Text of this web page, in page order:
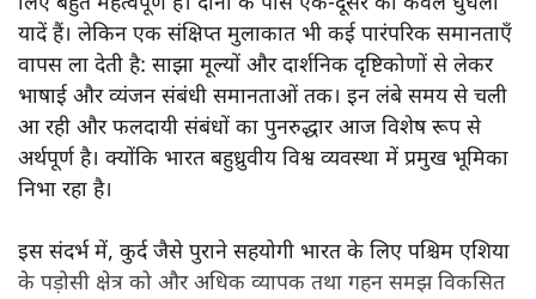
यादें हैं। लेकिन एक संक्षिप्त मुलाकात भी कई पारंपरिक समानताएँ
वापस ला देती है: साझा मूल्यों और दार्शनिक दृष्टिकोणों से लेकर
भाषाई और व्यंजन संबंधी समानताओं तक। इन लंबे समय से चली
आ रही और फलदायी संबंधों का पुनरुद्धार आज विशेष रूप से
अर्थपूर्ण है। क्योंकि भारत बहुध्रुवीय विश्व व्यवस्था में प्रमुख भूमिका
निभा रहा है।
इस संदर्भ में, कुर्द जैसे पुराने सहयोगी भारत के लिए पश्चिम एशिया
के पड़ोसी क्षेत्र को और अधिक व्यापक तथा गहन समझ विकसित